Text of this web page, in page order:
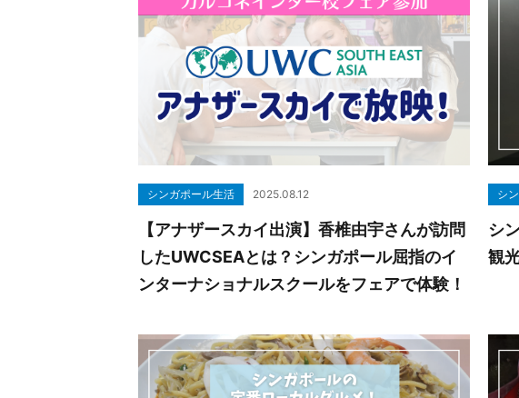
シンガポール生活 2025.08.12
【アナザースカイ出演】香椎由宇さんが訪問
したUWCSEAとは？シンガポール屈指のイ
ンターナショナルスクールをフェアで体験！
シ
シ
観